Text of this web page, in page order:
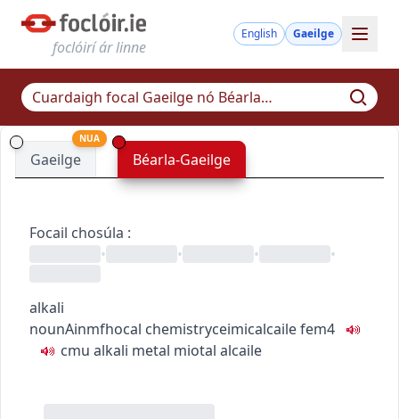
foclóirí ár linne
English Gaeilge
Gaeilge
NUA
Béarla-Gaeilge
Focail chosúla :
•
• • •
alkali
nounAinmfhocal chemistryceimicalcailefem4
cmu alkali metal miotal alcaile